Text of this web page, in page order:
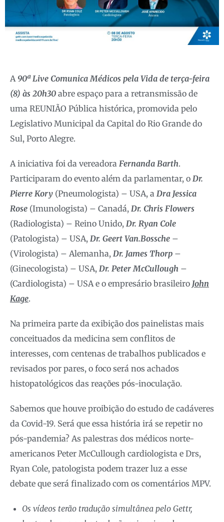
A 90ª Live Comunica Médicos pela Vida de terça-feira
(8) às 20h30 abre espaço para a retransmissão de
uma REUNIÃO Pública histórica, promovida pelo
Legislativo Municipal da Capital do Rio Grande do
Sul, Porto Alegre.
A iniciativa foi da vereadora Fernanda Barth.
Participaram do evento além da parlamentar, o Dr.
Pierre Kory (Pneumologista) – USA, a Dra Jessica
Rose (Imunologista) – Canadá, Dr. Chris Flowers
(Radiologista) – Reino Unido, Dr. Ryan Cole
(Patologista) – USA, Dr. Geert Van.Bossche –
(Virologista) – Alemanha, Dr. James Thorp –
(Ginecologista) – USA, Dr. Peter McCullough –
(Cardiologista) – USA e o empresário brasileiro John
Kage.
Na primeira parte da exibição dos painelistas mais
conceituados da medicina sem conflitos de
interesses, com centenas de trabalhos publicados e
revisados por pares, o foco será nos achados
histopatológicos das reações pós-inoculação.
Sabemos que houve proibição do estudo de cadáveres
da Covid-19. Será que essa história irá se repetir no
pós-pandemia? As palestras dos médicos norte-
americanos Peter McCullough cardiologista e Drs,
Ryan Cole, patologista podem trazer luz a esse
debate que será finalizado com os comentários MPV.
Os vídeos terão tradução simultânea pelo Gettr,